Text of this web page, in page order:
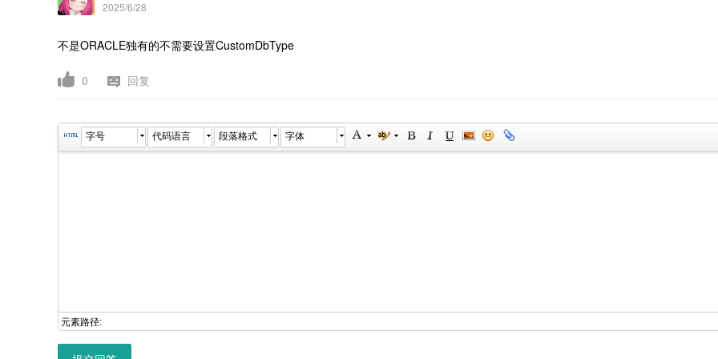
2025/6/28
不是ORACLE独有的不需要设置CustomDbType
0 回复
字号 代码语言 段落格式 字体
元素路径: